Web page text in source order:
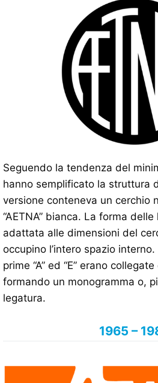
Seguendo la tendenza del
hanno semplificato la struttura
versione conteneva un cerchio
“AETNA” bianca. La forma
adattata alle dimensioni del
occupino l’intero spazio
prime “A” ed “E” erano
formando un monogramma o,
legatura.
1965 –